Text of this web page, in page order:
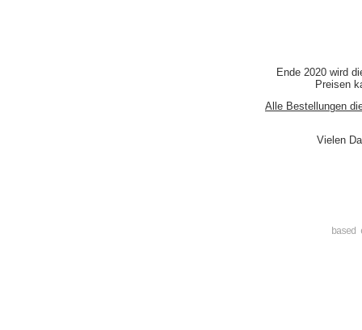
Ende 2020 wird
Preisen
Alle Bestellungen
Vielen